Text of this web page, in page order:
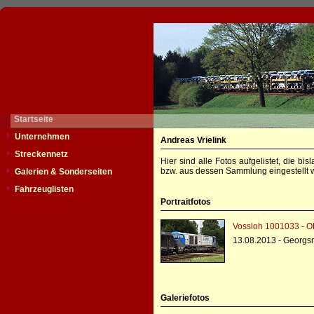
Startseite
Unternehmen
Streckennetz
Galerien & Sonderseiten
Fahrzeuglisten
Andreas Vrielink
Hier sind alle Fotos aufgelistet, die
bzw. aus dessen Sammlung eingestellt
Portraitfotos
Vossloh 1001033 -
13.08.2013 -
Galeriefotos